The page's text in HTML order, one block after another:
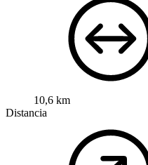
10,6 km
Distancia